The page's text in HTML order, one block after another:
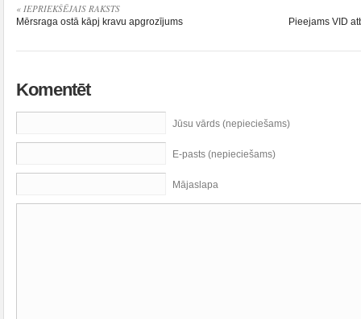
« IEPRIEKŠĒJAIS RAKSTS
Mērsraga ostā kāpj kravu apgrozījums Pieejams VID
Komentēt
Jūsu vārds (nepieciešams)
E-pasts (nepieciešams)
Mājaslapa